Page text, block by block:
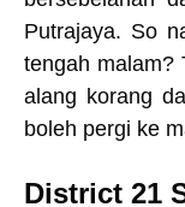
Putrajaya. So
tengah malam?
alang korang
boleh pergi ke
District 21